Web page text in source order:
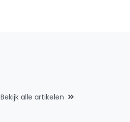
Bekijk alle artikelen